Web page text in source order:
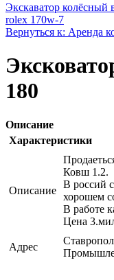
Экскаватор колёсный
rolex 170w-7
Вернуться к: Аренда
180
Описание
Характеристики
Описание
Ковш 1.2.
В россий с
хорошем
В работе
Цена
Адрес